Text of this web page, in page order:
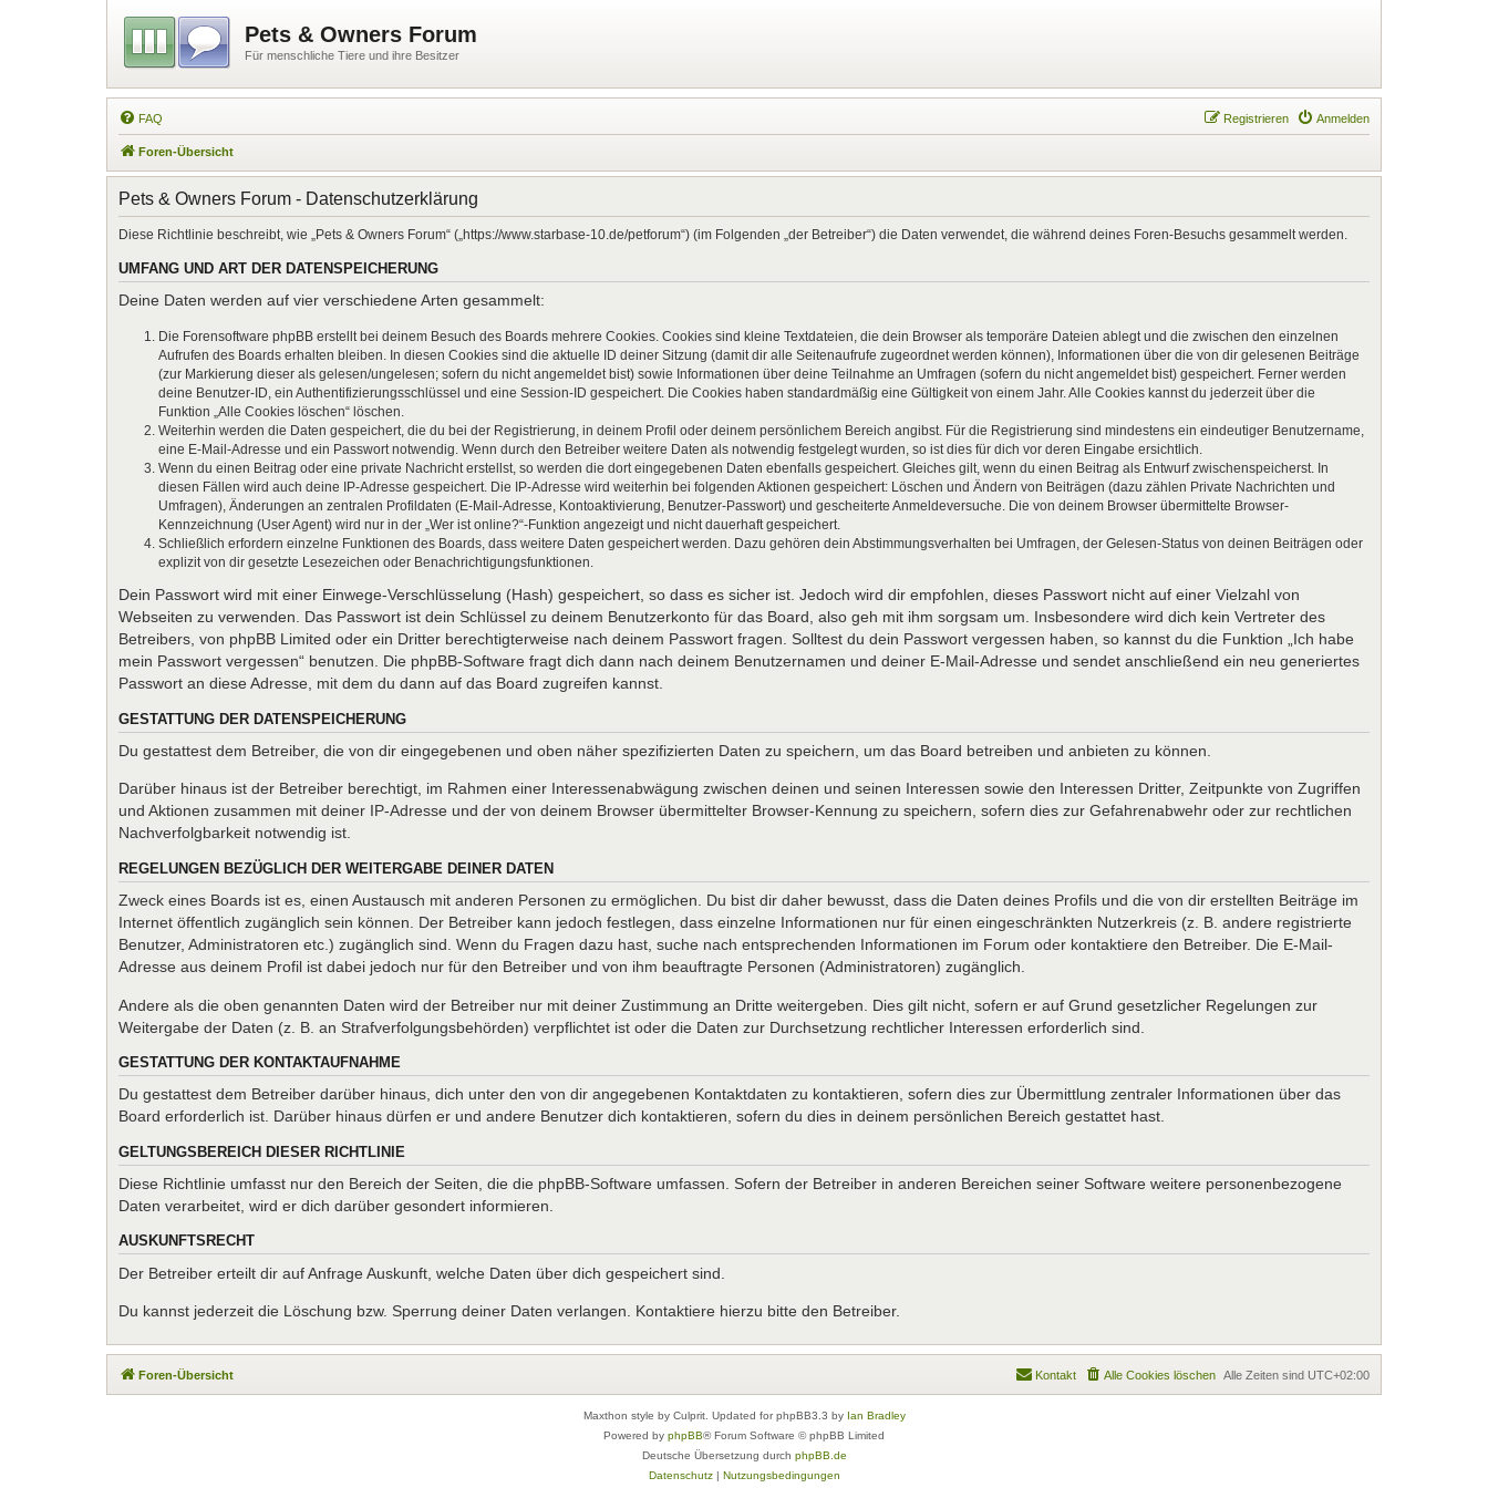
Pets & Owners Forum
Für menschliche Tiere und ihre Besitzer
FAQ Anmelden
Registrieren
Foren-Übersicht
Pets & Owners Forum - Datenschutzerklärung
Diese Richtlinie beschreibt, wie „Pets & Owners Forum“ („https://www.starbase-10.de/petforum“) (im Folgenden „der Betreiber“) die Daten verwendet, die während deines Foren-Besuchs gesammelt werden.
UMFANG UND ART DER DATENSPEICHERUNG
Deine Daten werden auf vier verschiedene Arten gesammelt:
Die Forensoftware phpBB erstellt bei deinem Besuch des Boards mehrere Cookies. Cookies sind kleine Textdateien, die dein Browser als temporäre Dateien ablegt und die zwischen den einzelnen
Aufrufen des Boards erhalten bleiben. In diesen Cookies sind die aktuelle ID deiner Sitzung (damit dir alle Seitenaufrufe zugeordnet werden können), Informationen über die von dir gelesenen Beiträge
(zur Markierung dieser als gelesen/ungelesen; sofern du nicht angemeldet bist) sowie Informationen über deine Teilnahme an Umfragen (sofern du nicht angemeldet bist) gespeichert. Ferner werden
deine Benutzer-ID, ein Authentifizierungsschlüssel und eine Session-ID gespeichert. Die Cookies haben standardmäßig eine Gültigkeit von einem Jahr. Alle Cookies kannst du jederzeit über die
Funktion „Alle Cookies löschen“ löschen.
Weiterhin werden die Daten gespeichert, die du bei der Registrierung, in deinem Profil oder deinem persönlichem Bereich angibst. Für die Registrierung sind mindestens ein eindeutiger Benutzername,
eine E-Mail-Adresse und ein Passwort notwendig. Wenn durch den Betreiber weitere Daten als notwendig festgelegt wurden, so ist dies für dich vor deren Eingabe ersichtlich.
Wenn du einen Beitrag oder eine private Nachricht erstellst, so werden die dort eingegebenen Daten ebenfalls gespeichert. Gleiches gilt, wenn du einen Beitrag als Entwurf zwischenspeicherst. In
diesen Fällen wird auch deine IP-Adresse gespeichert. Die IP-Adresse wird weiterhin bei folgenden Aktionen gespeichert: Löschen und Ändern von Beiträgen (dazu zählen Private Nachrichten und
Umfragen), Änderungen an zentralen Profildaten (E-Mail-Adresse, Kontoaktivierung, Benutzer-Passwort) und gescheiterte Anmeldeversuche. Die von deinem Browser übermittelte Browser-
Kennzeichnung (User Agent) wird nur in der „Wer ist online?“-Funktion angezeigt und nicht dauerhaft gespeichert.
Schließlich erfordern einzelne Funktionen des Boards, dass weitere Daten gespeichert werden. Dazu gehören dein Abstimmungsverhalten bei Umfragen, der Gelesen-Status von deinen Beiträgen oder
explizit von dir gesetzte Lesezeichen oder Benachrichtigungsfunktionen.
Dein Passwort wird mit einer Einwege-Verschlüsselung (Hash) gespeichert, so dass es sicher ist. Jedoch wird dir empfohlen, dieses Passwort nicht auf einer Vielzahl von
Webseiten zu verwenden. Das Passwort ist dein Schlüssel zu deinem Benutzerkonto für das Board, also geh mit ihm sorgsam um. Insbesondere wird dich kein Vertreter des
Betreibers, von phpBB Limited oder ein Dritter berechtigterweise nach deinem Passwort fragen. Solltest du dein Passwort vergessen haben, so kannst du die Funktion „Ich habe
mein Passwort vergessen“ benutzen. Die phpBB-Software fragt dich dann nach deinem Benutzernamen und deiner E-Mail-Adresse und sendet anschließend ein neu generiertes
Passwort an diese Adresse, mit dem du dann auf das Board zugreifen kannst.
GESTATTUNG DER DATENSPEICHERUNG
Du gestattest dem Betreiber, die von dir eingegebenen und oben näher spezifizierten Daten zu speichern, um das Board betreiben und anbieten zu können.
Darüber hinaus ist der Betreiber berechtigt, im Rahmen einer Interessenabwägung zwischen deinen und seinen Interessen sowie den Interessen Dritter, Zeitpunkte von Zugriffen
und Aktionen zusammen mit deiner IP-Adresse und der von deinem Browser übermittelter Browser-Kennung zu speichern, sofern dies zur Gefahrenabwehr oder zur rechtlichen
Nachverfolgbarkeit notwendig ist.
REGELUNGEN BEZÜGLICH DER WEITERGABE DEINER DATEN
Zweck eines Boards ist es, einen Austausch mit anderen Personen zu ermöglichen. Du bist dir daher bewusst, dass die Daten deines Profils und die von dir erstellten Beiträge im
Internet öffentlich zugänglich sein können. Der Betreiber kann jedoch festlegen, dass einzelne Informationen nur für einen eingeschränkten Nutzerkreis (z. B. andere registrierte
Benutzer, Administratoren etc.) zugänglich sind. Wenn du Fragen dazu hast, suche nach entsprechenden Informationen im Forum oder kontaktiere den Betreiber. Die E-Mail-
Adresse aus deinem Profil ist dabei jedoch nur für den Betreiber und von ihm beauftragte Personen (Administratoren) zugänglich.
Andere als die oben genannten Daten wird der Betreiber nur mit deiner Zustimmung an Dritte weitergeben. Dies gilt nicht, sofern er auf Grund gesetzlicher Regelungen zur
Weitergabe der Daten (z. B. an Strafverfolgungsbehörden) verpflichtet ist oder die Daten zur Durchsetzung rechtlicher Interessen erforderlich sind.
GESTATTUNG DER KONTAKTAUFNAHME
Du gestattest dem Betreiber darüber hinaus, dich unter den von dir angegebenen Kontaktdaten zu kontaktieren, sofern dies zur Übermittlung zentraler Informationen über das
Board erforderlich ist. Darüber hinaus dürfen er und andere Benutzer dich kontaktieren, sofern du dies in deinem persönlichen Bereich gestattet hast.
GELTUNGSBEREICH DIESER RICHTLINIE
Diese Richtlinie umfasst nur den Bereich der Seiten, die die phpBB-Software umfassen. Sofern der Betreiber in anderen Bereichen seiner Software weitere personenbezogene
Daten verarbeitet, wird er dich darüber gesondert informieren.
AUSKUNFTSRECHT
Der Betreiber erteilt dir auf Anfrage Auskunft, welche Daten über dich gespeichert sind.
Du kannst jederzeit die Löschung bzw. Sperrung deiner Daten verlangen. Kontaktiere hierzu bitte den Betreiber.
Foren-Übersicht Alle Zeiten sind UTC+02:00
Alle Cookies löschen
Kontakt
Maxthon style by Culprit. Updated for phpBB3.3 by Ian Bradley
Powered by phpBB® Forum Software © phpBB Limited
Deutsche Übersetzung durch phpBB.de
Datenschutz| Nutzungsbedingungen